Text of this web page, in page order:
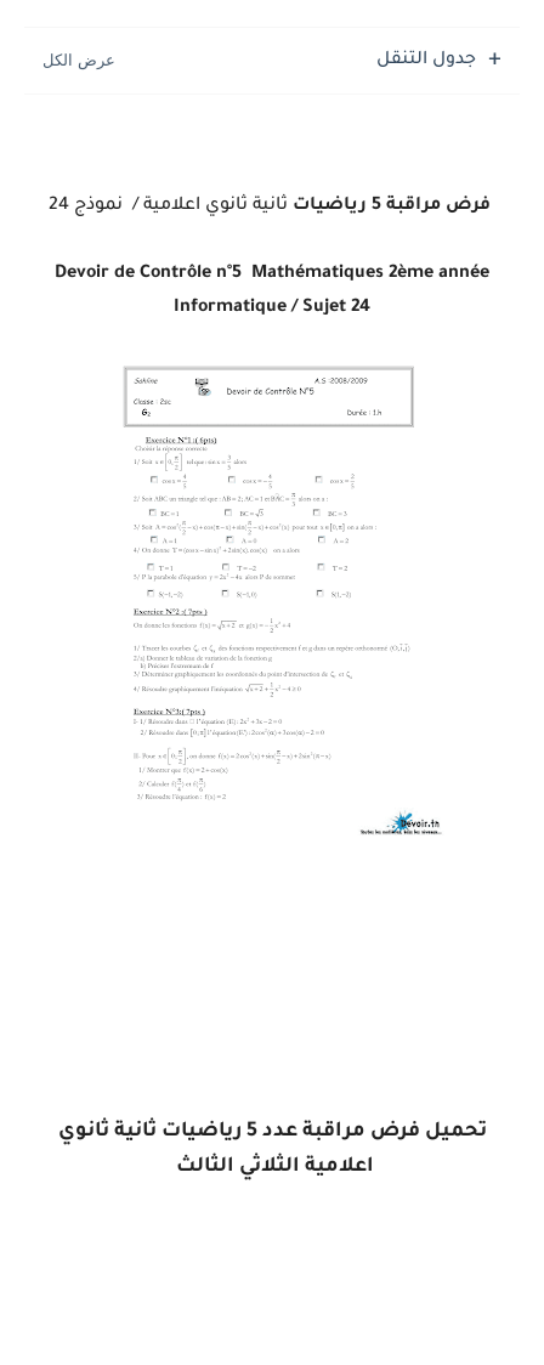
جدول التنقل
فرض مراقبة 5 رياضيات ثانية ثانوي اعلامية / نموذج 24
Devoir de Contrôle n°5 Mathématiques 2ème année
Informatique / Sujet 24
تحميل فرض مراقبة عدد 5 رياضيات ثانية ثانوي
اعلامية الثلاثي الثالث